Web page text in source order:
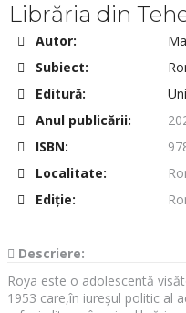
Librăria din
Autor:
Subiect:
Editură:
Anul publicării:
ISBN:
Localitate:
Ediţie:
Descriere:
Roya este o adolescentă
1953 care,în iureșul politic al